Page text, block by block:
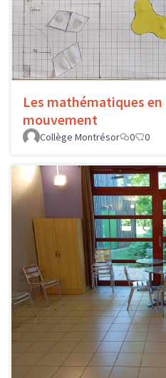
Les mathématiques en
mouvement
Collège Montrésor
0 0